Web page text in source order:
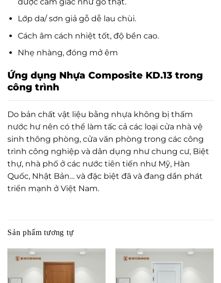
Lớp da/ sơn giả gỗ dễ lau chùi.
Cách âm cách nhiệt tốt, độ bền cao.
Nhẹ nhàng, đóng mở êm
Ứng dụng Nhựa Composite KD.13 trong
công trình
Do bản chất vật liệu bằng nhựa không bị thấm
nước hư nên có thể làm tấc cả các loại cửa nhà vệ
sinh thông phòng, cửa văn phòng trong các công
trình công nghiệp và dân dụng như chung cư, Biệt
thự, nhà phố ở các nước tiên tiến như Mỹ, Hàn
Quốc, Nhật Bản… và đặc biệt đã và đang dần phát
triển mạnh ở Việt Nam.
Sản phẩm tương tự